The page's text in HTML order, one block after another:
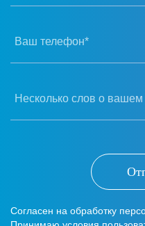
Ваш телефон*
Несколько слов о вашем
Согласен на обработку